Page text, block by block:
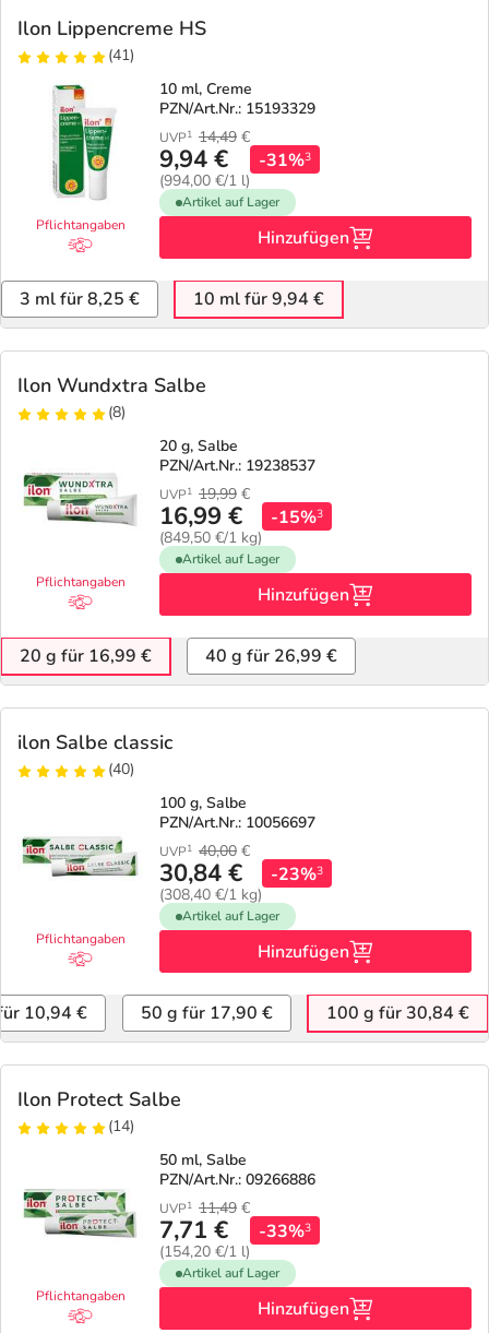
Ilon Lippencreme HS
(41)
Pflichtangaben
10 ml, Creme
PZN/Art.Nr.: 15193329
UVP1 14,49 €
9,94 €
(994,00 €/1 l)
-31%3
Artikel auf Lager
Hinzufügen
3 ml für 8,25 € 10 ml für 9,94 €
Ilon Wundxtra Salbe
(8)
Pflichtangaben
20 g, Salbe
PZN/Art.Nr.: 19238537
UVP1 19,99 €
16,99 €
(849,50 €/1 kg)
-15%3
Artikel auf Lager
Hinzufügen
20 g für 16,99 € 40 g für 26,99 €
ilon Salbe classic
(40)
Pflichtangaben
100 g, Salbe
PZN/Art.Nr.: 10056697
UVP1 40,00 €
30,84 €
(308,40 €/1 kg)
-23%3
Artikel auf Lager
Hinzufügen
10,94 € 50 g für 17,90 € 100 g für 30,84 €
Ilon Protect Salbe
(14)
Pflichtangaben
50 ml, Salbe
PZN/Art.Nr.: 09266886
UVP1 11,49 €
7,71 €
(154,20 €/1 l)
-33%3
Artikel auf Lager
Hinzufügen